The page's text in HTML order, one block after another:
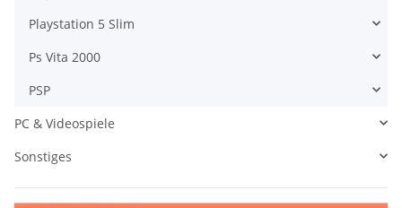
Playstation 5 Slim
Ps Vita 2000
PSP
PC & Videospiele
Sonstiges